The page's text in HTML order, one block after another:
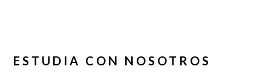
ESTUDIA CON NOSOTROS